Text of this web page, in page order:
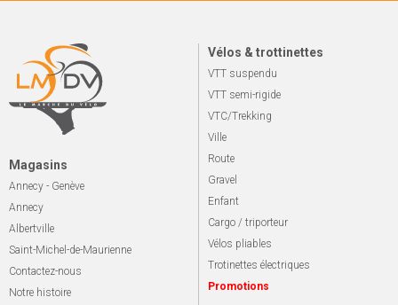
Magasins
Annecy - Genève
Annecy
Albertville
Saint-Michel-de-Maurienne
Contactez-nous
Notre histoire
Vélos & trottinettes
VTT suspendu
VTT semi-rigide
VTC/Trekking
Ville
Route
Gravel
Enfant
Cargo / triporteur
Vélos pliables
Trotinettes électriques
Promotions